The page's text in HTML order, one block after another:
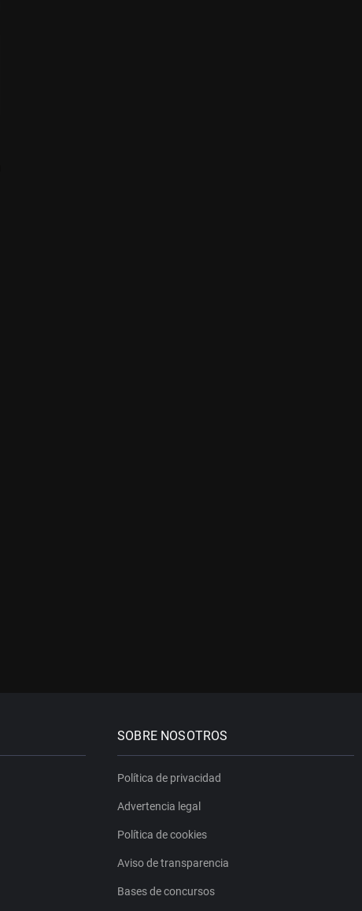
SOBRE NOSOTROS
Política de privacidad
Advertencia legal
Política de cookies
Aviso de transparencia
Bases de concursos